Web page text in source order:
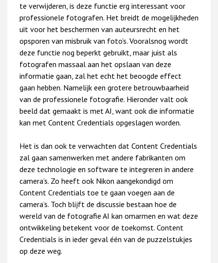
te verwijderen, is deze functie erg interessant voor
professionele fotografen. Het breidt de mogelijkheden
uit voor het beschermen van auteursrecht en het
opsporen van misbruik van foto’s. Vooralsnog wordt
deze functie nog beperkt gebruikt, maar juist als
fotografen massaal aan het opslaan van deze
informatie gaan, zal het echt het beoogde effect
gaan hebben. Namelijk een grotere betrouwbaarheid
van de professionele fotografie. Hieronder valt ook
beeld dat gemaakt is met AI, want ook die informatie
kan met Content Credentials opgeslagen worden.
Het is dan ook te verwachten dat Content Credentials
zal gaan samenwerken met andere fabrikanten om
deze technologie en software te integreren in andere
camera’s. Zo heeft ook Nikon aangekondigd om
Content Credentials toe te gaan voegen aan de
camera’s. Toch blijft de discussie bestaan hoe de
wereld van de fotografie AI kan omarmen en wat deze
ontwikkeling betekent voor de toekomst. Content
Credentials is in ieder geval één van de puzzelstukjes
op deze weg.